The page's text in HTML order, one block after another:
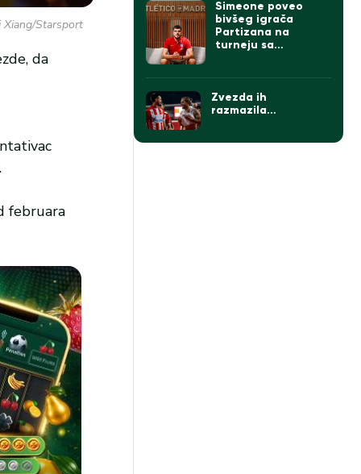
Xiang/Starsport
da
februara
Simeone poveo
bivšeg igrača
Partizana na
turneju sa
Zvezda ih
razmazila…